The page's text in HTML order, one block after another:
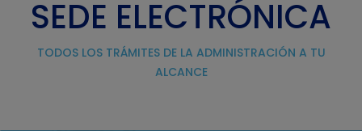
SEDE ELECTRÓNICA
TODOS LOS TRÁMITES DE LA ADMINISTRACIÓN A TU
ALCANCE